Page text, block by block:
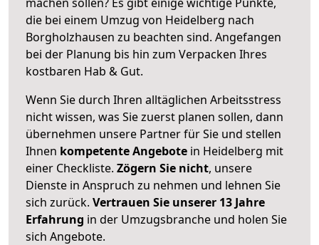
die bei einem Umzug von Heidelberg nach
Borgholzhausen zu beachten sind. Angefangen
bei der Planung bis hin zum Verpacken Ihres
kostbaren Hab & Gut.
Wenn Sie durch Ihren alltäglichen Arbeitsstress
nicht wissen, was Sie zuerst planen sollen, dann
übernehmen unsere Partner für Sie und stellen
Ihnen kompetente Angebote in Heidelberg mit
einer Checkliste. Zögern Sie nicht, unsere
Dienste in Anspruch zu nehmen und lehnen Sie
sich zurück. Vertrauen Sie unserer 13 Jahre
Erfahrung in der Umzugsbranche und holen Sie
sich Angebote.